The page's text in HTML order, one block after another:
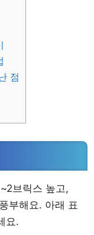
점
브릭스 높고,
부해요. 아래 표
요.